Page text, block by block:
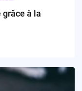
à la